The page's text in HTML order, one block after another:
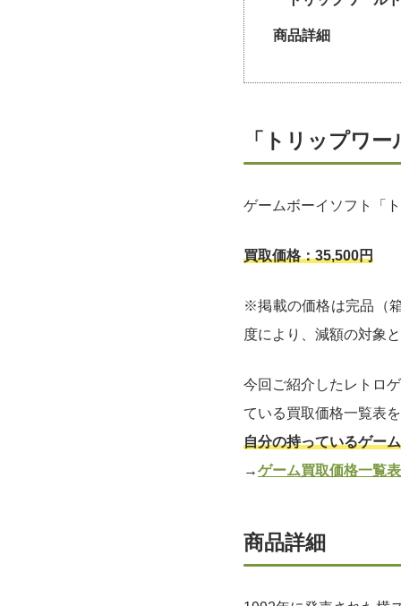
商品詳細
「トリップワ
ゲームボーイソフト「
買取価格：35,500円
※掲載の価格は完品（
度により、減額の対象
今回ご紹介したレトロ
ている買取価格一覧表
自分の持っているゲー
→ゲーム買取価格一覧表
商品詳細